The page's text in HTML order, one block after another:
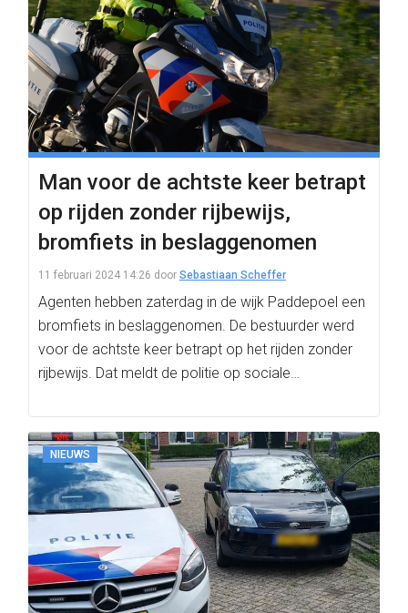
Man voor de achtste keer betrapt
op rijden zonder rijbewijs,
bromfiets in beslaggenomen
11 februari 2024 14:26 door Sebastiaan Scheffer
Agenten hebben zaterdag in de wijk Paddepoel een
bromfiets in beslaggenomen. De bestuurder werd
voor de achtste keer betrapt op het rijden zonder
rijbewijs. Dat meldt de politie op sociale…
NIEUWS